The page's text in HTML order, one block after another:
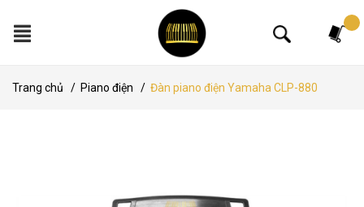
Trang chủ / Piano điện / Đàn piano điện Yamaha CLP-880